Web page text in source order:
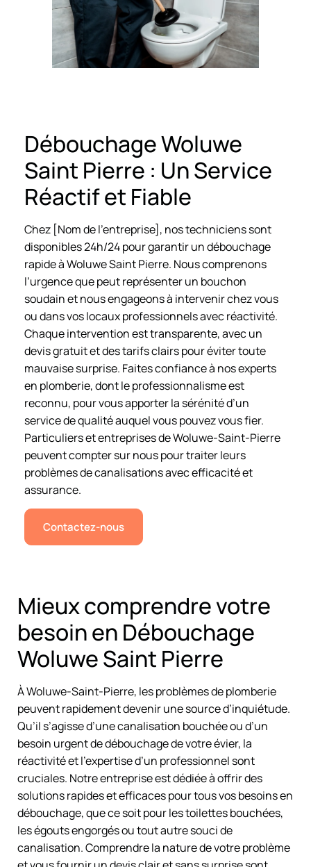
Débouchage Woluwe
Saint Pierre : Un Service
Réactif et Fiable
Chez [Nom de l’entreprise], nos techniciens sont
disponibles 24h/24 pour garantir un débouchage
rapide à Woluwe Saint Pierre. Nous comprenons
l’urgence que peut représenter un bouchon
soudain et nous engageons à intervenir chez vous
ou dans vos locaux professionnels avec réactivité.
Chaque intervention est transparente, avec un
devis gratuit et des tarifs clairs pour éviter toute
mauvaise surprise. Faites confiance à nos experts
en plomberie, dont le professionnalisme est
reconnu, pour vous apporter la sérénité d’un
service de qualité auquel vous pouvez vous fier.
Particuliers et entreprises de Woluwe-Saint-Pierre
peuvent compter sur nous pour traiter leurs
problèmes de canalisations avec efficacité et
assurance.
Contactez-nous
Mieux comprendre votre
besoin en Débouchage
Woluwe Saint Pierre
À Woluwe-Saint-Pierre, les problèmes de plomberie
peuvent rapidement devenir une source d’inquiétude.
Qu’il s’agisse d’une canalisation bouchée ou d’un
besoin urgent de débouchage de votre évier, la
réactivité et l’expertise d’un professionnel sont
cruciales. Notre entreprise est dédiée à offrir des
solutions rapides et efficaces pour tous vos besoins en
débouchage, que ce soit pour les toilettes bouchées,
les égouts engorgés ou tout autre souci de
canalisation. Comprendre la nature de votre problème